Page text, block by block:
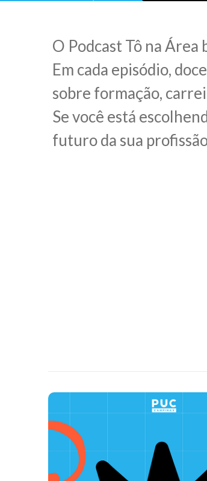
O Podcast Tô na
Em cada episódio,
sobre formação,
Se você está
futuro da sua